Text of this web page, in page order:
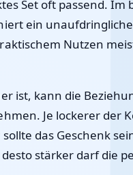
Set oft passend. Im
ein
Nutzen
ist, kann die
Je lockerer der
das Geschenk
stärker darf die